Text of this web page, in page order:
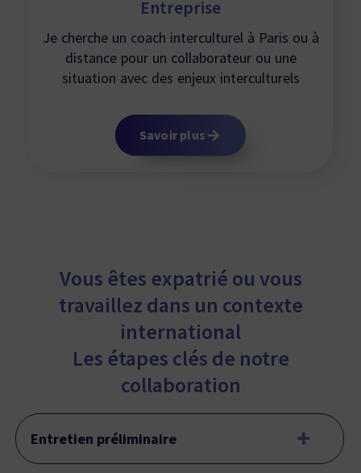
Entreprise
Je cherche un coach interculturel à Paris ou à
distance pour un collaborateur ou une
situation avec des enjeux interculturels
Savoir plus
Vous êtes expatrié ou vous
travaillez dans un contexte
international
Les étapes clés de notre
collaboration
Entretien préliminaire